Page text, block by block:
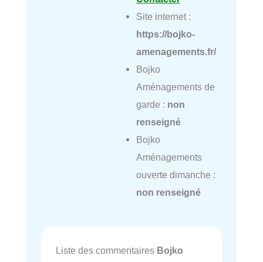
Site internet :
https://bojko-
amenagements.fr/
Bojko
Aménagements de
garde : non
renseigné
Bojko
Aménagements
ouverte dimanche :
non renseigné
Liste des commentaires Bojko